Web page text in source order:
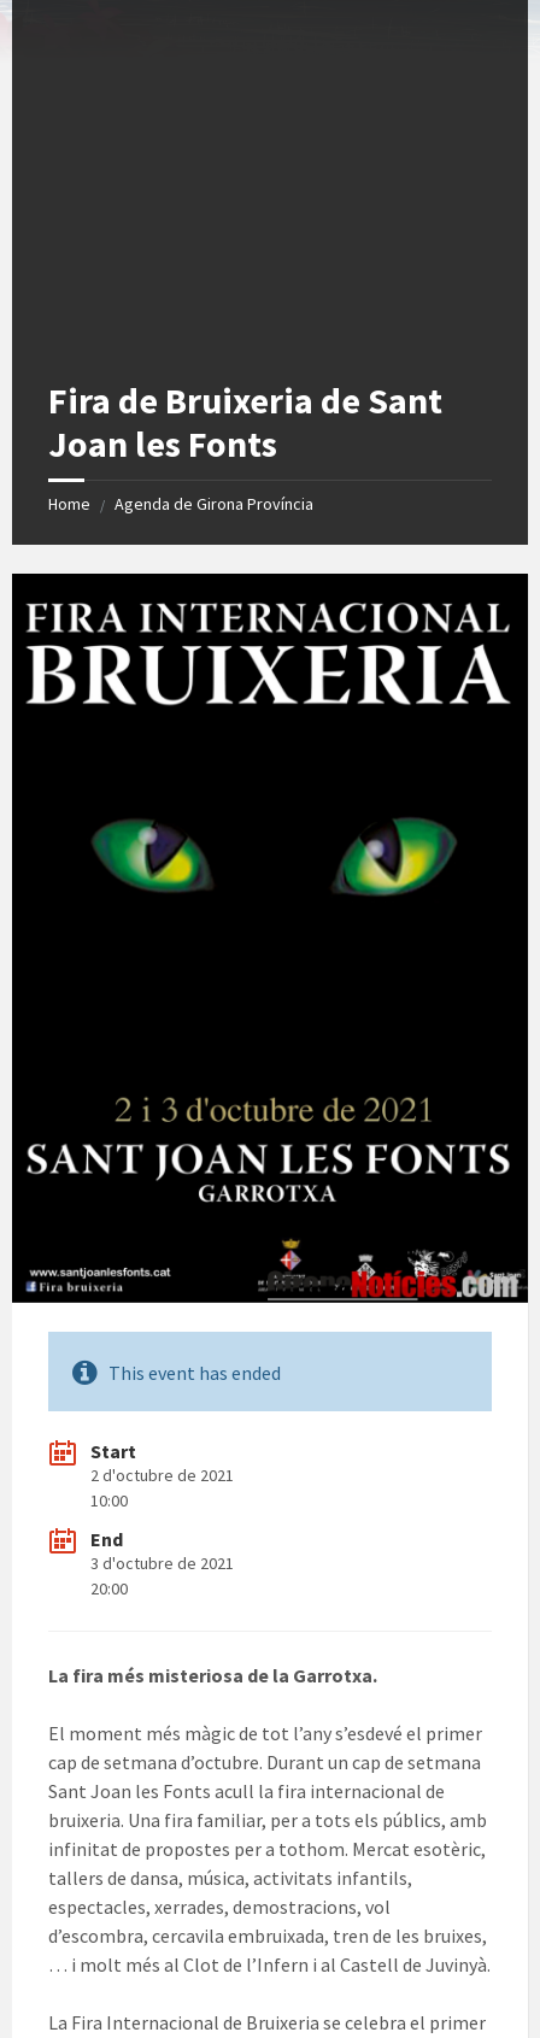
Fira de Bruixeria de Sant
Joan les Fonts
Home / Agenda de Girona Província
This event has ended
Start
2 d'octubre de 2021
10:00
End
3 d'octubre de 2021
20:00
La fira més misteriosa de la Garrotxa.
El moment més màgic de tot l’any s’esdevé el primer
cap de setmana d’octubre. Durant un cap de setmana
Sant Joan les Fonts acull la fira internacional de
bruixeria. Una fira familiar, per a tots els públics, amb
infinitat de propostes per a tothom. Mercat esotèric,
tallers de dansa, música, activitats infantils,
espectacles, xerrades, demostracions, vol
d’escombra, cercavila embruixada, tren de les bruixes,
… i molt més al Clot de l’Infern i al Castell de Juvinyà.
La Fira Internacional de Bruixeria se celebra el primer